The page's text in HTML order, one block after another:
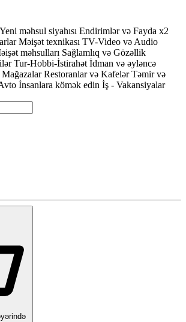
Yeni məhsul siyahısı Endirimlər və Fayda x2
Məişət texnikası TV-Video və Audio
məhsulları Sağlamlıq və Gözəllik
Tur-Hobbi-İstirahət İdman və əyləncə
Mağazalar Restoranlar və Kafelər Təmir və
İnsanlara kömək edin İş - Vakansiyalar